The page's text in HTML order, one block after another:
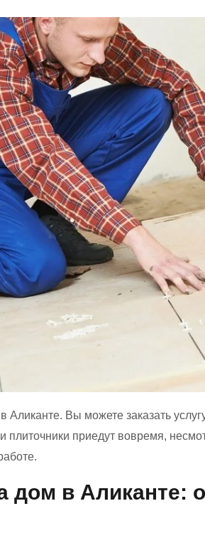
Аликанте. Вы можете заказать
приедут вовремя,
дом в Аликанте: